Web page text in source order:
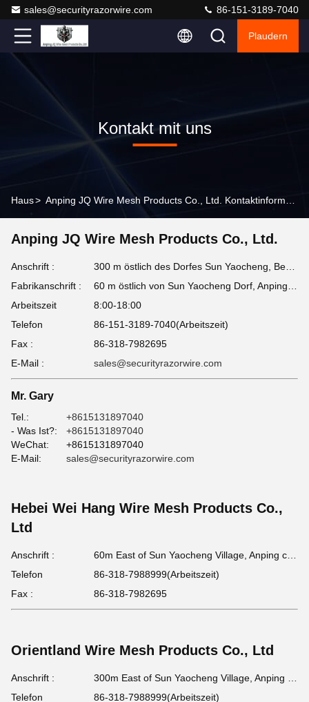
sales@securityrazorwire.com 86-151-3189-7040
Plaudern
Kontakt mit uns
Haus>
Anping JQ Wire Mesh Products Co., Ltd.
Anschrift :
Fabrikanschrift :
Arbeitszeit
8:00-18:00
Telefon
86-151-3189-7040(Arbeitszeit)
Fax :
86-318-7982695
E-Mail :
sales@securityrazorwire.com
Mr. Gary
Tel.:
+8615131897040
- Was Ist?:
+8615131897040
WeChat:
+8615131897040
E-Mail:
sales@securityrazorwire.com
Hebei Wei Hang Wire Mesh Products Co.,
Ltd
Anschrift :
Telefon
86-318-7988999(Arbeitszeit)
Fax :
86-318-7982695
Orientland Wire Mesh Products Co., Ltd
Anschrift :
Telefon
86-318-7988999(Arbeitszeit)